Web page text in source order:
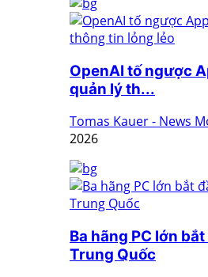
OpenAI tố ngược
quản lý th...
Tomas Kauer - News
2026
Ba hãng PC lớn
Trung Quốc